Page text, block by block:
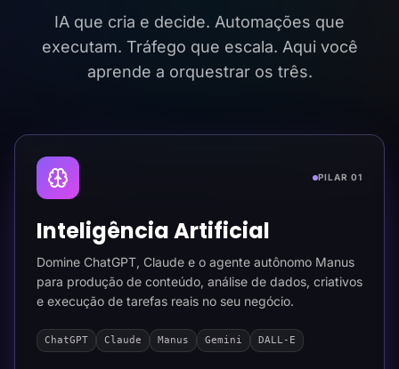
IA que cria e decide. Automações que
executam. Tráfego que escala. Aqui você
aprende a orquestrar os três.
PILAR 01
Inteligência Artificial
Domine ChatGPT, Claude e o agente autônomo Manus
para produção de conteúdo, análise de dados, criativos
e execução de tarefas reais no seu negócio.
ChatGPT Claude Manus Gemini DALL-E